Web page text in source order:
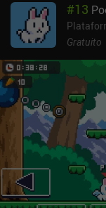
secretamente, e
cada nível. Após
bônus para ganhar
gastas apenas em
fliperama com
jogo, pois as
desbloqueadas por meio
é gratuito para
desbloqueia tudo
todos os níveis
hardcore "speedrun",
morrermos apenas uma vez. Embora não
Fireball Wizard
#13
Gratuito